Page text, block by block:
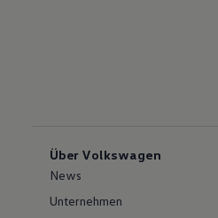
Über Volkswagen
News
Unternehmen